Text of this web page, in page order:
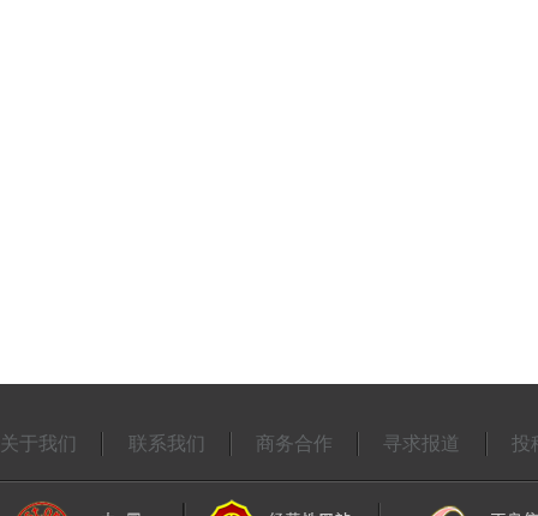
关于我们 联系我们 商务合作 寻求报道 投